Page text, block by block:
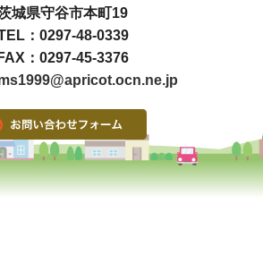
城県守谷市本町19
：0297-48-0339
FAX：0297-45-3376